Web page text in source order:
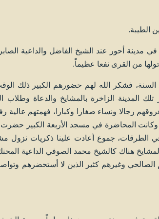
الطيبة.
أحور عند الشيخ الفاضل والداعية الصابر
من القرى نفعا عظيماً.
فشكر الله لهم حضورهم الكبير ذلك
المدينة الزاخرة بالمشايخ والدعاة وطلاب
رجالا ونساء صغارا وكبارا، فهمتهم عالية
وكانت المحاضرة في مسجد الأربعة الكبير
جموع أعادت علينا ذكريات نزول
هناك كالشيخ محمد الصوفي الداعية
الصالحي وغيرهم كثير الذين لا أستحضرهم